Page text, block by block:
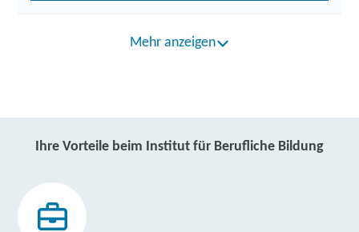
Mehr anzeigen
Ihre Vorteile beim Institut für Berufliche Bildung